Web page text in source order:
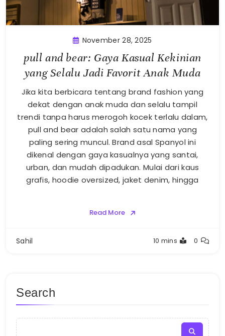
November 28, 2025
pull and bear: Gaya Kasual Kekinian
yang Selalu Jadi Favorit Anak Muda
Jika kita berbicara tentang brand fashion yang
dekat dengan anak muda dan selalu tampil
trendi tanpa harus merogoh kocek terlalu dalam,
pull and bear adalah salah satu nama yang
paling sering muncul. Brand asal Spanyol ini
dikenal dengan gaya kasualnya yang santai,
urban, dan mudah dipadukan. Mulai dari kaus
grafis, hoodie oversized, jaket denim, hingga
Read More
Sahil 10 mins 0
Search